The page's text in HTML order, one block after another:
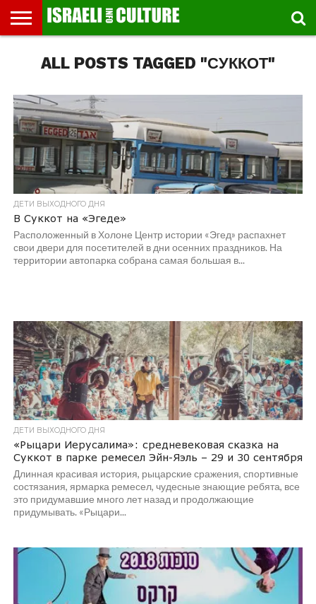
МУЗЕИ
СТРАНА
ФЕСТИВАЛЕЙ
ТЕАТР
КНИГИ.
ТЕКСТЫ
МУЗЫКА
РЕЛИГИЯ/
ИСТОРИЯ
ДВИЖЕНИЕ
ДЕТИ
ВЫХОДНОГО
МАРШРУТЫ
ПРОГУЛЬЩИКА
ВИДЕО-
РЕЧИ
ВПЕЧАТЛЕНИЯ
ВСТРЕЧИ
ИНТЕРВЬЮ
КИНО
TEL
AVIVALL POSTS TAGGED "СУККОТ"
ДЕТИ ВЫХОДНОГО ДНЯ
В Суккот на «Эгеде»
Расположенный в Холоне Центр истории «Эгед» распахнет
свои двери для посетителей в дни осенних праздников. На
территории автопарка собрана самая большая в...
ДЕТИ ВЫХОДНОГО ДНЯ
«Рыцари Иерусалима»: средневековая сказка на
Суккот в парке ремесел Эйн-Яэль – 29 и 30 сентября
Длинная красивая история, рыцарские сражения, спортивные
состязания, ярмарка ремесел, чудесные знающие ребята, все
это придумавшие много лет назад и продолжающие
придумывать. «Рыцари...